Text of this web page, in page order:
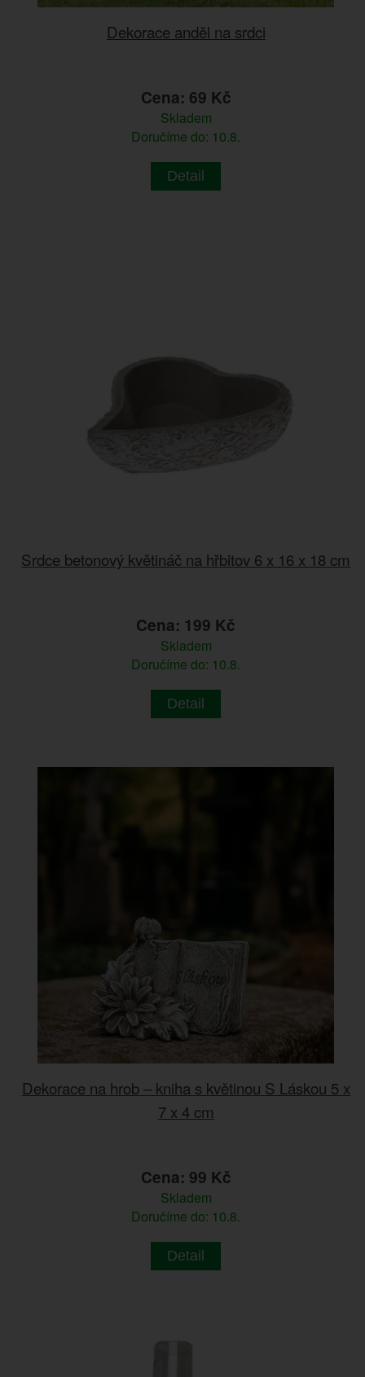
Dekorace anděl na srdci
Cena: 69 Kč
Skladem
Doručíme do: 10.8.
Detail
Srdce betonový květináč na hřbitov 6 x 16 x 18 cm
Cena: 199 Kč
Skladem
Doručíme do: 10.8.
Detail
Dekorace na hrob – kniha s květinou S Láskou 5 x
7 x 4 cm
Cena: 99 Kč
Skladem
Doručíme do: 10.8.
Detail